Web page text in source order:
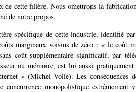
de cette filière. Nous omettrons la
de notre propos.
spécifique de cette industrie, identifié
marginaux voisins de zéro : « le coût
coût supplémentaire significatif, par
ou mémoire, est lui aussi
» (Michel Volle). Les
concurrence monopolistique